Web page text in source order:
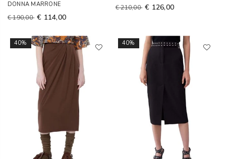
DONNA MARRONE
€ 190,00 € 114,00
€ 210,00 € 126,00
40% 40%